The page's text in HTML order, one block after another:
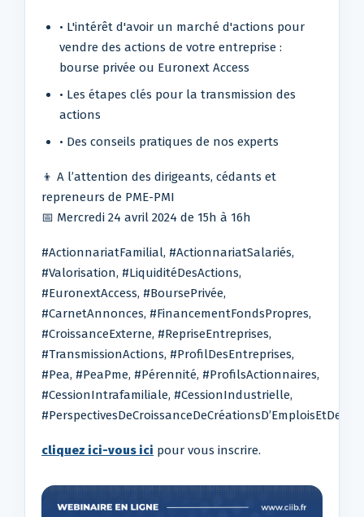
• L'intérêt d'avoir un marché d'actions pour
vendre des actions de votre entreprise :
bourse privée ou Euronext Access
• Les étapes clés pour la transmission des
actions
• Des conseils pratiques de nos experts
👦 A l’attention des dirigeants, cédants et
repreneurs de PME-PMI
📅 Mercredi 24 avril 2024 de 15h à 16h
#ActionnariatFamilial, #ActionnariatSalariés,
#Valorisation, #LiquiditéDesActions,
#EuronextAccess, #BoursePrivée,
#CarnetAnnonces, #FinancementFondsPropres,
#CroissanceExterne, #RepriseEntreprises,
#TransmissionActions, #ProfilDesEntreprises,
#Pea, #PeaPme, #Pérennité, #ProfilsActionnaires,
#CessionIntrafamiliale, #CessionIndustrielle,
cliquez ici-vous ici pour vous inscrire.